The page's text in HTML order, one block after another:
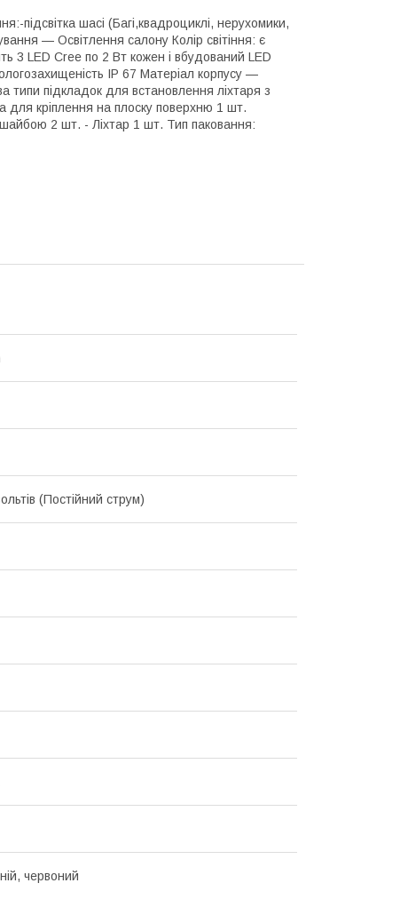
підсвітка шасі (Багі,квадроциклі, нерухомики,
— Освітлення салону Колір світіння: є
3 LED Cree по 2 Вт кожен і вбудований LED
IP 67 Матеріал корпусу —
типи підкладок для встановлення ліхтаря з
для кріплення на плоску поверхню 1 шт.
2 шт. - Ліхтар 1 шт. Тип паковання:
(Постійний струм)
червоний